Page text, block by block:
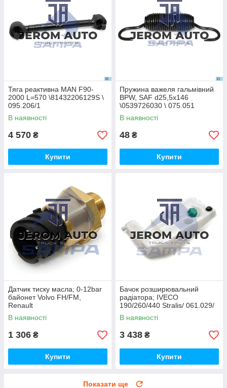
Тяга реактивна MAN F90-
2000 L=570 \81432206129S \
095.206/1
В наявності
4 570 ₴
Купити
Пружина важеля гальмівний
BPW, SAF d25,5x146
\0539726030 \ 075.051
В наявності
48 ₴
Купити
Датчик тиску масла; 0-12bar
байонет Volvo FH/FM,
Renault
Midlum/Premim/Magnum DXI/
096.235/ 20803650
В наявності
1 306 ₴
Купити
Бачок розширювальний
радіатора; IVECO
190/260/440 Stralis/ 061.029/
41215631
В наявності
3 438 ₴
Купити
Показати ще